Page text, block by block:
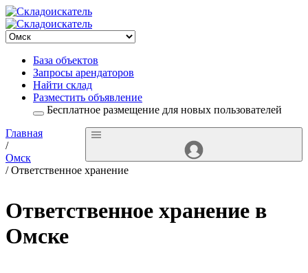
База объектов
Запросы арендаторов
Найти склад
Разместить объявление
Бесплатное размещение для новых пользователей
Главная
/
Омск
/ Ответственное хранение
Ответственное хранение в
Омске